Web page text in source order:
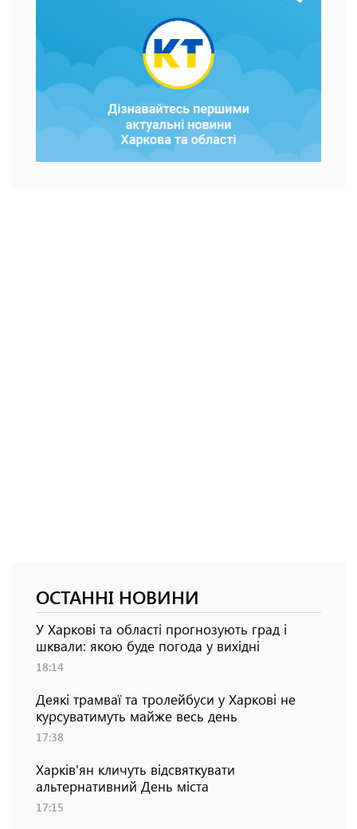
ОСТАННІ НОВИНИ
У Харкові та області прогнозують град і
шквали: якою буде погода у вихідні
18:14
Деякі трамваї та тролейбуси у Харкові не
курсуватимуть майже весь день
17:38
Харків'ян кличуть відсвяткувати
альтернативний День міста
17:15